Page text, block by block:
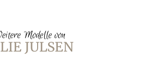
Modelle von
JULSEN